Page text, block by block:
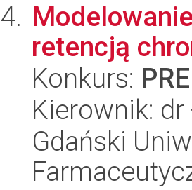
retencją
Konkurs:
Kierownik:
Gdański